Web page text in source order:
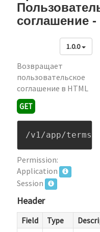
соглашение
1.0.0
Возвращает
пользовательское
соглашение в HTML
GET
/v1/app/terms-
Permission:
Application
Session
Header
Field Type